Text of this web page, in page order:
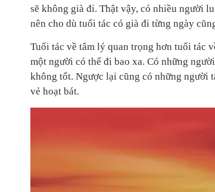
sẽ không già đi. Thật vậy, có nhiều người
nên cho dù tuổi tác có già đi từng ngày
Tuổi tác về tâm lý quan trọng hơn tuổi tác
một người có thể đi bao xa. Có những
không tốt. Ngược lại cũng có những người
vẻ hoạt bát.